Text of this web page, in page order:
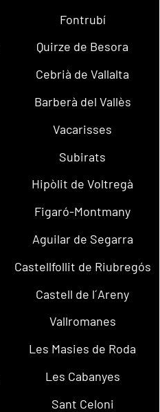
Fontrubí
Quirze de Besora
Cebrià de Vallalta
Barberà del Vallès
Vacarisses
Subirats
Hipòlit de Voltregà
Figaró-Montmany
Aguilar de Segarra
Castellfollit de Riubregós
Castell de l´Areny
Vallromanes
Les Masies de Roda
Les Cabanyes
Sant Celoni